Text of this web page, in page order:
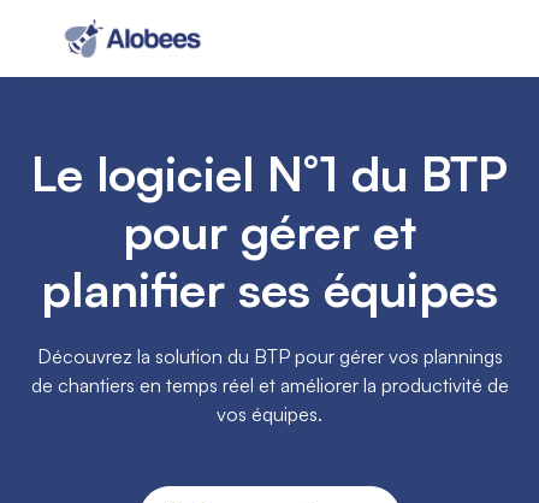
Le logiciel N°1 du BTP
pour gérer et
planifier ses équipes
Découvrez la solution du BTP pour gérer vos plannings
de chantiers en temps réel et améliorer la productivité de
vos équipes.